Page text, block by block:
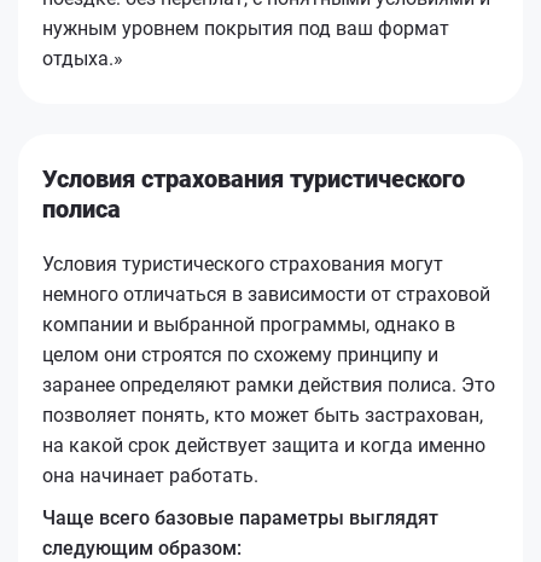
нужным уровнем покрытия под ваш формат
отдыха.»
Условия страхования туристического
полиса
Условия туристического страхования могут
немного отличаться в зависимости от страховой
компании и выбранной программы, однако в
целом они строятся по схожему принципу и
заранее определяют рамки действия полиса. Это
позволяет понять, кто может быть застрахован,
на какой срок действует защита и когда именно
она начинает работать.
Чаще всего базовые параметры выглядят
следующим образом: